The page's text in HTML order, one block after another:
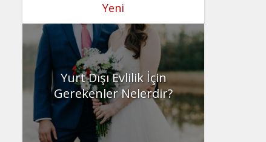
Yeni
Yurt Dışı Evlilik İçin
Gerekenler Nelerdir?